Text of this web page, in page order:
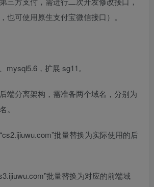
也可使用原生支付宝微信接口）。
mysql5.6，扩展 sg11。
端分离架构，需准备两个域名，分别为
。
批量替换为实际使用的后
批量替换为对应的前端域